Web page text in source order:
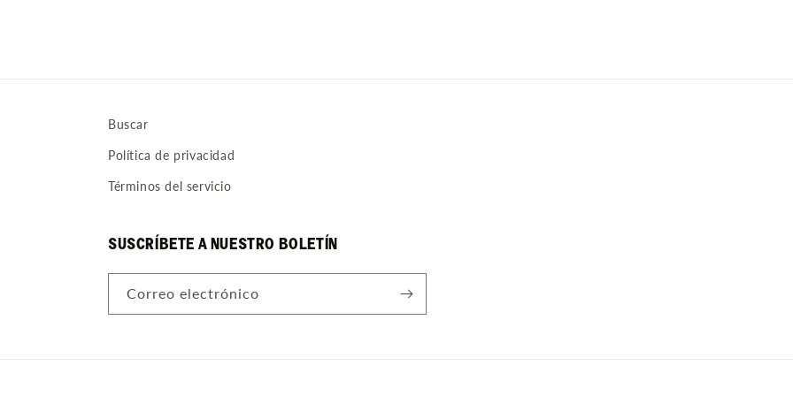
Buscar
Política de privacidad
Términos del servicio
SUSCRÍBETE A NUESTRO BOLETÍN
Correo electrónico